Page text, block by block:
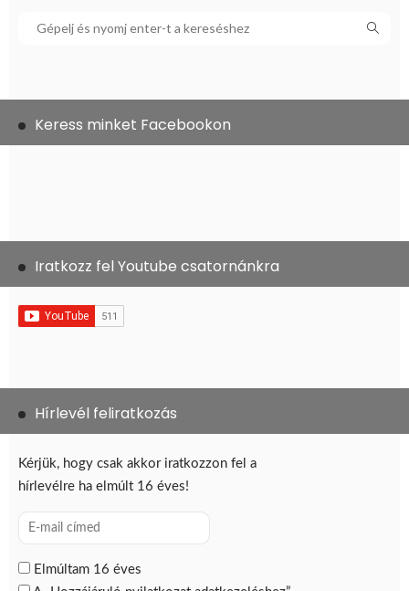
Keress minket Facebookon
Iratkozz fel Youtube csatornánkra
Hírlevél feliratkozás